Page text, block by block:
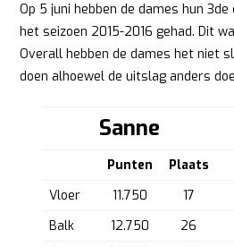
Op 5 juni hebben de dames hun
het seizoen 2015-2016 gehad. Dit
Overall hebben de dames het niet
doen alhoewel de uitslag anders
Sanne
Punten Plaats
Vloer
11.750 17
Balk
12.750 26